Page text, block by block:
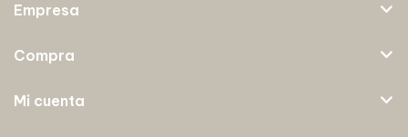
Empresa
Compra
Mi cuenta